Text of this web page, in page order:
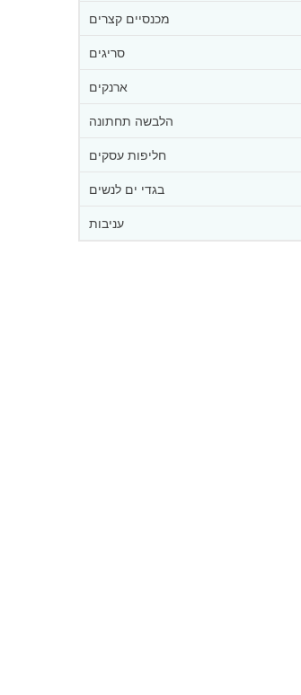
מכנסיים קצרים
סריגים
ארנקים
הלבשה תחתונה
חליפות עסקים
בגדי ים לנשים
עניבות